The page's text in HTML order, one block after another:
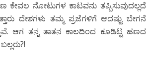
ಕೇವಲ ನೋಟುಗಳ ಕಾಟವನು ತಪ್ಪಿಸುವುದಲ್ಲದೆ
ದೇಶಗಳು ತಮ್ಮ ಪ್ರಜೆಗಳಿಗೆ ಆದಷ್ಟು ಬೇಗನೆ
ಆಗ ತನ್ನ ತಾತನ ಕಾಲದಿಂದ ಕೂಡಿಟ್ಟ ಹಣದ
?!